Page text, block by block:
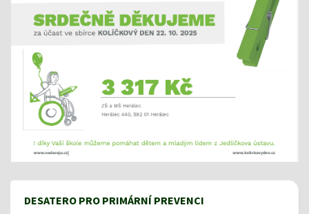
DESATERO PRO PRIMÁRNÍ PREVENCI